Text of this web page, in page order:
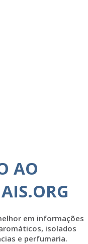
AO
em informações
isolados
e perfumaria.